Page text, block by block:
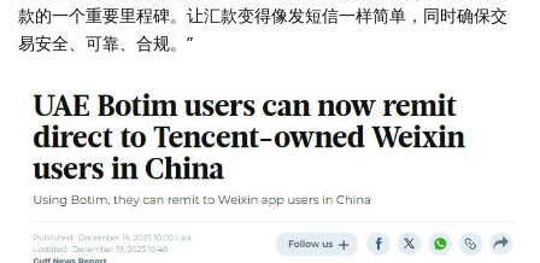
款的一个重要里程碑。让汇款变得像发短信一样简单，同时确保交
易安全、可靠、合规。”